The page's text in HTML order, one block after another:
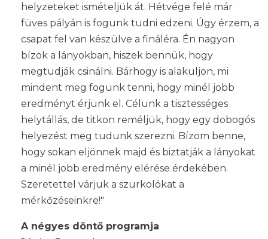
helyzeteket ismételjük át. Hétvége felé már
füves pályán is fogunk tudni edzeni. Úgy érzem, a
csapat fel van készülve a fináléra. Én nagyon
bízok a lányokban, hiszek bennük, hogy
megtudják csinálni. Bárhogy is alakuljon, mi
mindent meg fogunk tenni, hogy minél jobb
eredményt érjünk el. Célunk a tisztességes
helytállás, de titkon reméljük, hogy egy dobogós
helyezést meg tudunk szerezni. Bízom benne,
hogy sokan eljönnek majd és biztatják a lányokat
a minél jobb eredmény elérése érdekében.
Szeretettel várjuk a szurkolókat a
mérkőzéseinkre!"
A négyes döntő programja